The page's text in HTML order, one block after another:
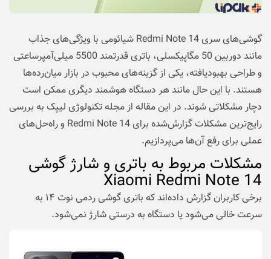
گوشی‌های سری Redmi Note 14 شیائومی با ویژگی‌های جذاب
مانند دوربین 50 مگاپیکسلی، باتری قدرتمند 5500 میلی‌آمپرساعتی
و طراحی بهبودیافته، یکی از گزینه‌های محبوب در بازار میان‌رده‌ها
هستند. با این حال مانند هر دستگاه هوشمند دیگری ممکن است
دچار مشکلاتی شوند. در این مقاله از مجله تکنولوژی لیپک به بررسی
رایج‌ترین مشکلات گزارش‌شده برای Redmi Note 14 و راه‌حل‌های
عملی برای رفع آن‌ها می‌پردازیم.
مشکلات مربوط به باتری و شارژ گوشی
Xiaomi Redmi Note 14
برخی کاربران گزارش داده‌اند که باتری گوشیردمی نوت ۱۴
به
سرعت خالی می‌شود یا دستگاه به درستی شارژ نمی‌شود.